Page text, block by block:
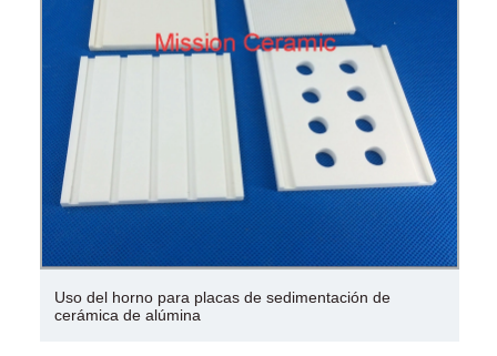
Uso del horno para placas de sedimentación de
cerámica de alúmina